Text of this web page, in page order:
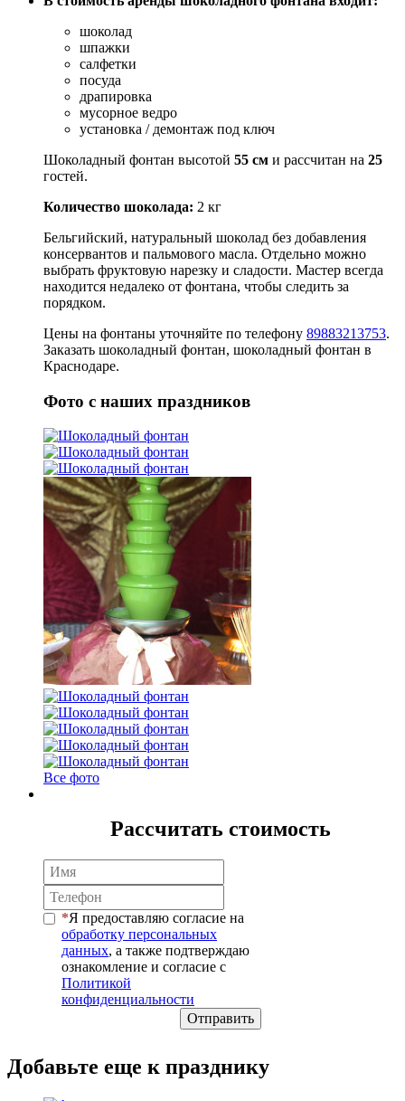
шоколад
шпажки
салфетки
посуда
драпировка
мусорное ведро
установка / демонтаж под ключ
Шоколадный фонтан высотой 55 см и рассчитан на 25
гостей.
Количество шоколада: 2 кг
Бельгийский, натуральный шоколад без добавления
консервантов и пальмового масла. Отдельно можно
выбрать фруктовую нарезку и сладости. Мастер всегда
находится недалеко от фонтана, чтобы следить за
порядком.
Цены на фонтаны уточняйте по телефону 89883213753.
Заказать шоколадный фонтан, шоколадный фонтан в
Краснодаре.
Фото с наших праздников
Все фото
Рассчитать стоимость
Я предоставляю согласие на
обработку персональных
данных, а также подтверждаю
ознакомление и согласие с
Политикой
конфиденциальности
Отправить
Добавьте еще к празднику